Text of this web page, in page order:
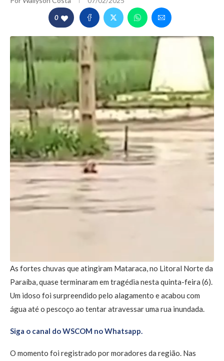
0
As fortes chuvas que atingiram Mataraca, no Litoral Norte da
Paraíba, quase terminaram em tragédia nesta quinta-feira (6).
Um idoso foi surpreendido pelo alagamento e acabou com
água até o pescoço ao tentar atravessar uma rua inundada.
Siga o canal do WSCOM no Whatsapp.
O momento foi registrado por moradores da região. Nas